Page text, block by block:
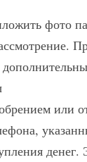
фото
или
денег.